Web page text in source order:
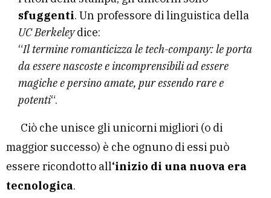
sfuggenti. Un professore di linguistica della
UC Berkeleydice:
“Il termine romanticizza le tech-company: le porta
da essere nascoste e incomprensibili ad essere
magiche e persino amate, pur essendo rare e
potenti“.
Ciò che unisce gli unicorni migliori (o di
maggior successo) è che ognuno di essi può
essere ricondotto all‘inizio di una nuova era
tecnologica.